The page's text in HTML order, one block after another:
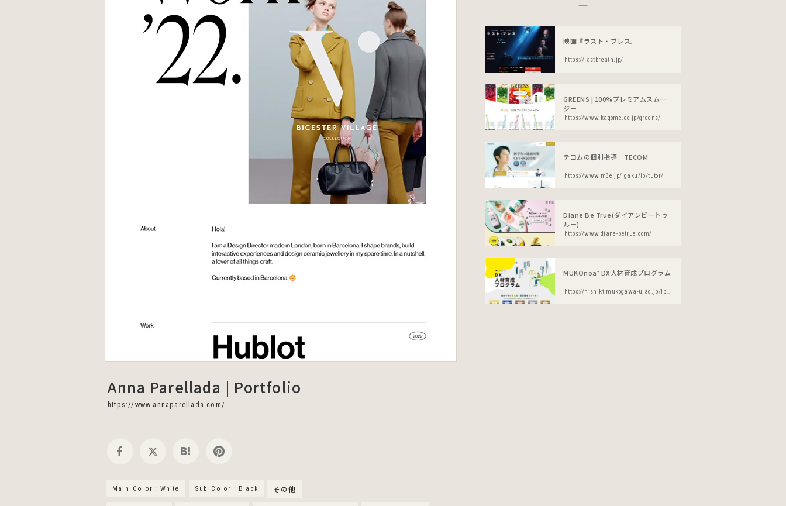
Anna Parellada | Portfolio
https://www.annaparellada.com/
Main_Color : White Sub_Color : Black その他
映画『ラスト・ブレス』
https://lastbreath.jp/
GREENS | 100%プレミアムスムー
ジー
https://www.kagome.co.jp/greens/
テコムの個別指導│TECOM
https://www.m3e.jp/igaku/lp/tutor/
Diane Be True(ダイアンビートゥ
ルー)
https://www.diane-betrue.com/
MUKOnoa⁺ DX人材育成プログラム
https://nishikt.mukogawa-u.ac.jp/lp/dx/index.html